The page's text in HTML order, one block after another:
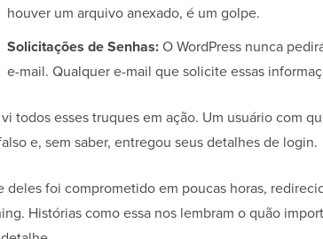
houver um arquivo anexado, é um golpe.
Solicitações de Senhas:O WordPress nunca
e-mail. Qualquer e-mail que solicite essas
vi todos esses truques em ação. Um usuário com
e, sem saber, entregou seus detalhes de login.
deles foi comprometido em poucas horas,
Histórias como essa nos lembram o quão